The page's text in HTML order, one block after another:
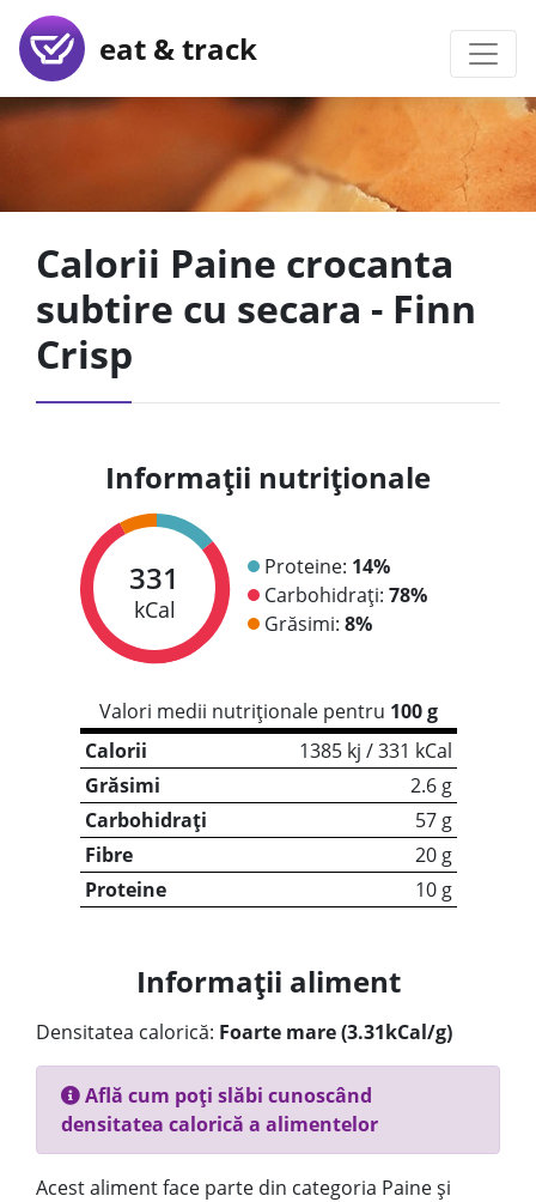
eat & track
Calorii Paine crocanta
subtire cu secara - Finn
Crisp
Informații nutriționale
331
kCal
Proteine: 14%
Carbohidrați: 78%
Grăsimi: 8%
Valori medii nutriționale pentru 100 g
Calorii
1385 kj / 331 kCal
Grăsimi
2.6 g
Carbohidrați
57 g
Fibre
20 g
Proteine
10 g
Informații aliment
Densitatea calorică: Foarte mare (3.31kCal/g)
Află cum poți slăbi cunoscând
densitatea calorică a alimentelor
Acest aliment face parte din categoria Paine și